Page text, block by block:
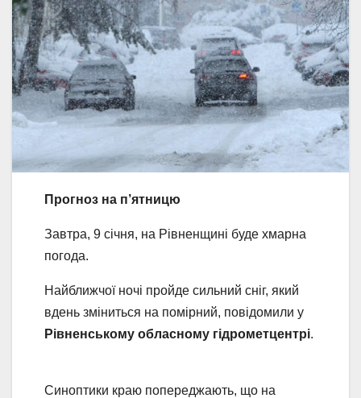
Прогноз на п’ятницю
Завтра, 9 січня, на Рівненщині буде хмарна
погода.
Найближчої ночі пройде сильний сніг, який
вдень зміниться на помірний, повідомили у
Рівненському обласному гідрометцентрі.
Синоптики краю попереджають, що на